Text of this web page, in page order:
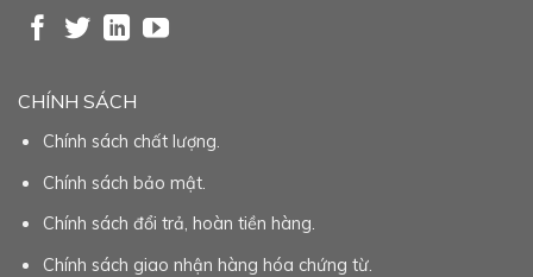
CHÍNH SÁCH
Chính sách chất lượng.
Chính sách bảo mật.
Chính sách đổi trả, hoàn tiền hàng.
Chính sách giao nhận hàng hóa chứng từ.